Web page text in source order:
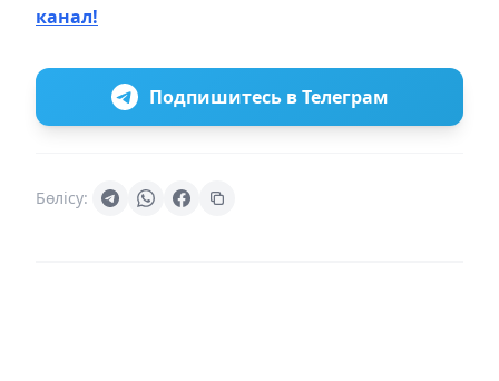
канал!
Подпишитесь в Телеграм
Бөлісу: